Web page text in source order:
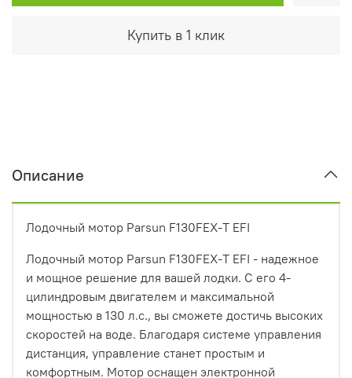
Купить в 1 клик
Описание
Лодочный мотор Parsun F130FEX-T EFI
Лодочный мотор Parsun F130FEX-T EFI - надежное
и мощное решение для вашей лодки. С его 4-
цилиндровым двигателем и максимальной
мощностью в 130 л.с., вы сможете достичь высоких
скоростей на воде. Благодаря системе управления
дистанция, управление станет простым и
комфортным. Мотор оснащен электронной